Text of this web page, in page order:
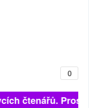
0
čtenářů.